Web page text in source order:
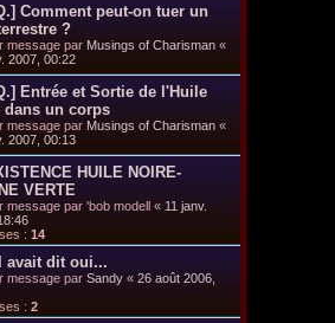
Comment peut-on tuer un
?
message par Musings of Charisman «
2007, 00:22
Entrée et Sortie de l'Huile
dans un corps
message par Musings of Charisman «
2007, 00:13
HUILE NOIRE-
VERTE
message par 'bob modell « 11 janv.
: 14
avait dit oui...
message par Sandy « 26 août 2006,
: 2